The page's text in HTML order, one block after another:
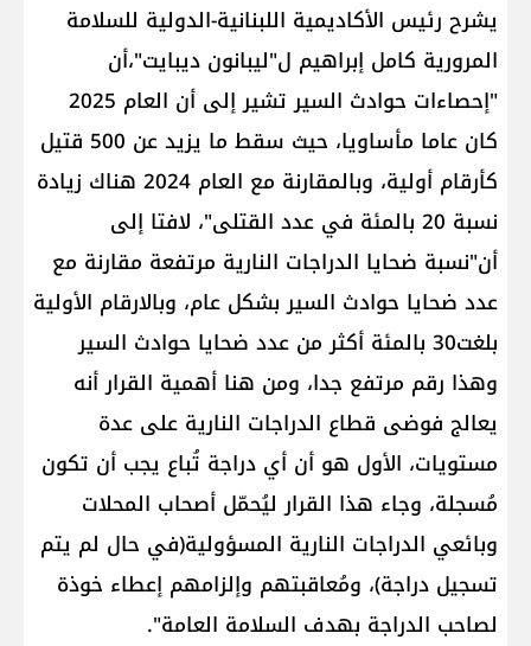
يشرح رئيس الأكاديمية اللبنانية-الدولية للسلامة
المرورية كامل إبراهيم ل"ليبانون ديبايت"،أن
"إحصاءات حوادث السير تشير إلى أن العام 2025
كان عاما مأساويا، حيث سقط ما يزيد عن 500 قتيل
كأرقام أولية، وبالمقارنة مع العام 2024 هناك زيادة
نسبة 20 بالمئة في عدد القتلى"، لافتا إلى
أن"نسبة ضحايا الدراجات النارية مرتفعة مقارنة مع
عدد ضحايا حوادث السير بشكل عام، وبالارقام الأولية
بلغت30 بالمئة أكثر من عدد ضحايا حوادث السير
وهذا رقم مرتفع جدا، ومن هنا أهمية القرار أنه
يعالج فوضى قطاع الدراجات النارية على عدة
مستويات، الأول هو أن أي دراجة تُباع يجب أن تكون
مُسجلة، وجاء هذا القرار ليُحمّل أصحاب المحلات
وبائعي الدراجات النارية المسؤولية(في حال لم يتم
تسجيل دراجة)، ومُعاقبتهم وإلزامهم إعطاء خوذة
لصاحب الدراجة بهدف السلامة العامة".